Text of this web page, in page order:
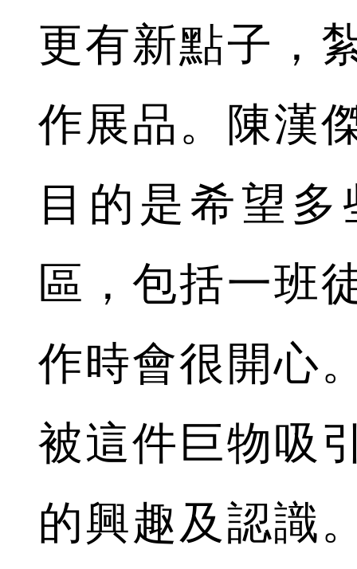
更有新點子，
作展品。陳漢
目的是希望
區，包括一班
作時會很開心
被這件巨物吸
的興趣及認識